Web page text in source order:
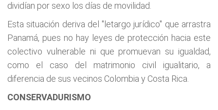
dividían por sexo los días de movilidad.
Esta situación deriva del "letargo jurídico" que arrastra
Panamá, pues no hay leyes de protección hacia este
colectivo vulnerable ni que promuevan su igualdad,
como el caso del matrimonio civil igualitario, a
diferencia de sus vecinos Colombia y Costa Rica.
CONSERVADURISMO